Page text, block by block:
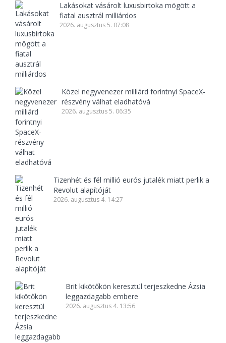
Lakásokat vásárolt luxusbirtoka mögött a
fiatal ausztrál milliárdos
2026. augusztus 5. 07:08
Közel negyvenezer milliárd forintnyi SpaceX-
részvény válhat eladhatóvá
2026. augusztus 5. 06:35
Tizenhét és fél millió eurós jutalék miatt perlik a
Revolut alapítóját
2026. augusztus 4. 14:27
Brit kikötőkön keresztül terjeszkedne Ázsia
leggazdagabb embere
2026. augusztus 4. 13:56